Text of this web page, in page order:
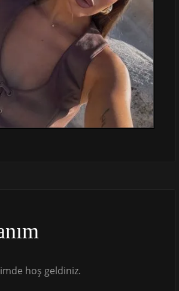
hoş geldiniz.